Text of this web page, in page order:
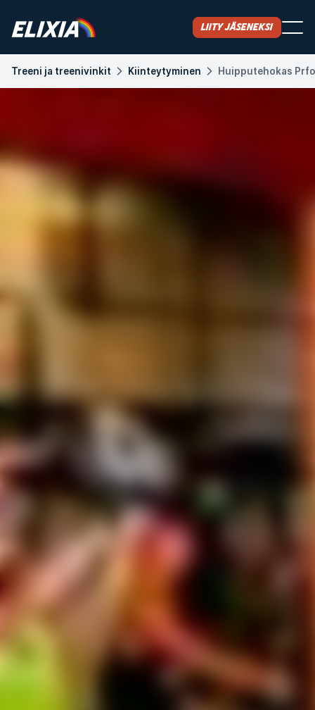
Liity jäseneksi
Treeni ja treenivinkit Kiinteytyminen Huipputehokas